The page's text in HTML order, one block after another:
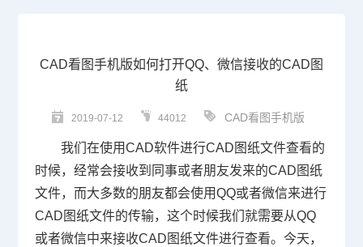
CAD看图手机版如何打开QQ、微信接收的CAD图
纸
2019-07-12 44012 CAD看图手机版
我们在使用CAD软件进行CAD图纸文件查看的
时候，经常会接收到同事或者朋友发来的CAD图纸
文件，而大多数的朋友都会使用QQ或者微信来进行
CAD图纸文件的传输，这个时候我们就需要从QQ
或者微信中来接收CAD图纸文件进行查看。今天，